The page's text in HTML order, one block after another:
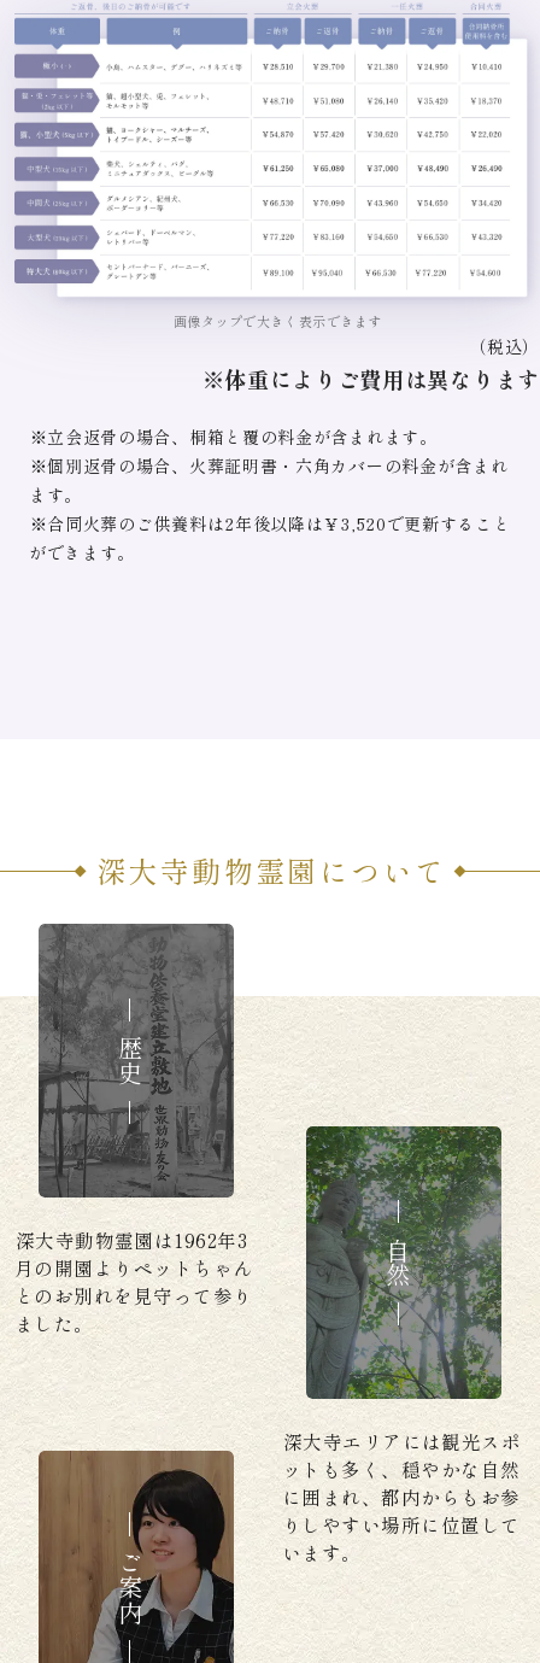
画像タップで大きく表示できます
（税込）
※体重によりご費用は異なります
※立会返骨の場合、桐箱と覆の料金が含まれます。
※個別返骨の場合、火葬証明書・六角カバーの料金が含まれ
ます。
※合同火葬のご供養料は2年後以降は￥3,520で更新すること
ができます。
深大寺動物霊園について
歴史
深大寺動物霊園は1962年3
月の開園よりペットちゃん
とのお別れを見守って参り
ました。
自然
深大寺エリアには観光スポ
ットも多く、穏やかな自然
に囲まれ、都内からもお参
りしやすい場所に位置して
います。
ご案内